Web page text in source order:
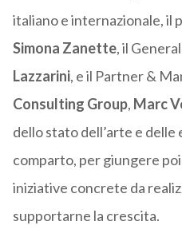
italiano e internazionale, il
Simona Zanette, il
Lazzarini, e il Partner &
Consulting Group, Marc
dello stato dell’arte e
comparto, per giungere
iniziative concrete da
supportarne la crescita.